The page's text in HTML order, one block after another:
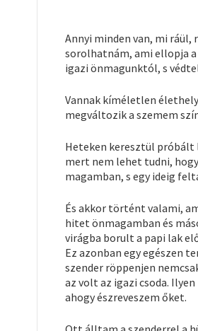
Annyi minden van, mi
sorolhatnám, ami ellopja
igazi önmagunktól, s
Vannak kíméletlen
megváltozik a szemem
Heteken keresztül próbált
mert nem lehet tudni,
magamban, s egy ideig
És akkor történt valami,
hitet önmagamban és
virágba borult a papi lak
Ez azonban egy egészen
szender röppenjen
az volt az igazi csoda.
ahogy észreveszem őket.